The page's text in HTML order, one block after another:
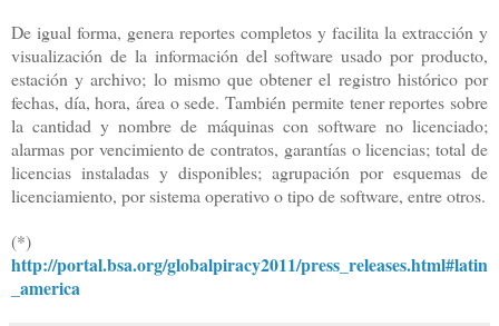
De igual forma, genera reportes completos y facilita la extracción y
visualización de la información del software usado por producto,
estación y archivo; lo mismo que obtener el registro histórico por
fechas, día, hora, área o sede. También permite tener reportes sobre
la cantidad y nombre de máquinas con software no licenciado;
alarmas por vencimiento de contratos, garantías o licencias; total de
licencias instaladas y disponibles; agrupación por esquemas de
licenciamiento, por sistema operativo o tipo de software, entre otros.
(*)
http://portal.bsa.org/globalpiracy2011/press_releases.html#latin
_america